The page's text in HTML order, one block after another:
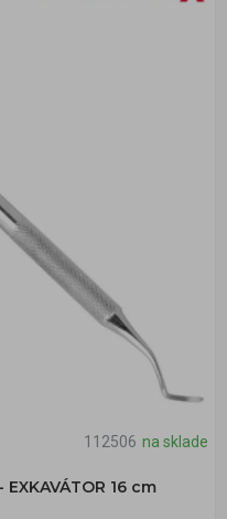
112506 na sklade
EXKAVÁTOR 16 cm